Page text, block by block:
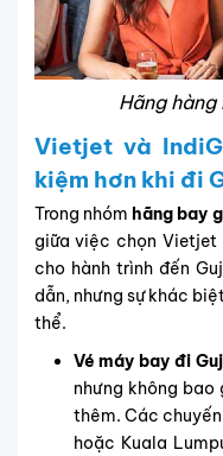
Hãng
Vietjet và
kiệm hơn khi đi
Trong nhóm hãng bay
giữa việc chọn
cho hành trình đến
dẫn, nhưng sự khác
thể.
Vé máy bay đi
nhưng không
thêm. Các
hoặc Kuala